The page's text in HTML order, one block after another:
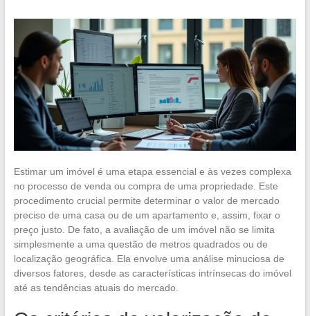
Estimar um imóvel é uma etapa essencial e às vezes complexa
no processo de venda ou compra de uma propriedade. Este
procedimento crucial permite determinar o valor de mercado
preciso de uma casa ou de um apartamento e, assim, fixar o
preço justo. De fato, a avaliação de um imóvel não se limita
simplesmente a uma questão de metros quadrados ou de
localização geográfica. Ela envolve uma análise minuciosa de
diversos fatores, desde as características intrínsecas do imóvel
até as tendências atuais do mercado.